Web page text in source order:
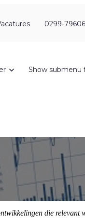
0299-
Show submenu
die relevant